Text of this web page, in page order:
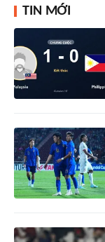
TIN MỚI